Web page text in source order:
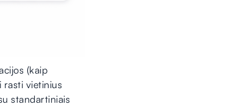
(kaip
rasti vietinius
standartiniais